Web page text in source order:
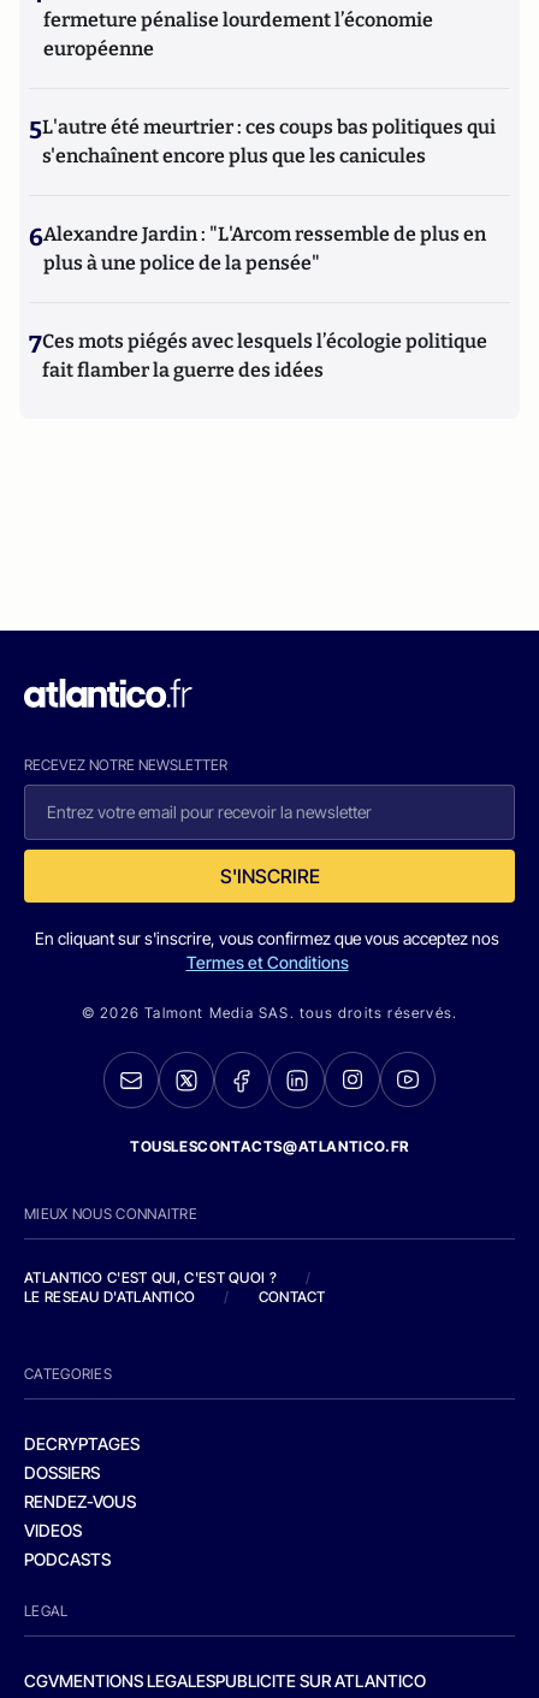
fermeture pénalise lourdement l’économie
européenne
5L'autre été meurtrier : ces coups bas politiques qui
s'enchaînent encore plus que les canicules
6Alexandre Jardin : "L'Arcom ressemble de plus en
plus à une police de la pensée"
7Ces mots piégés avec lesquels l’écologie politique
fait flamber la guerre des idées
RECEVEZ NOTRE NEWSLETTER
S'INSCRIRE
En cliquant sur s'inscrire, vous confirmez que vous acceptez nos
Termes et Conditions
© 2026 Talmont Media SAS. tous droits réservés.
TOUSLESCONTACTS@ATLANTICO.FR
MIEUX NOUS CONNAITRE
ATLANTICO C'EST QUI, C'EST QUOI ?
/
LE RESEAU D'ATLANTICO
/ CONTACT
CATEGORIES
DECRYPTAGES
DOSSIERS
RENDEZ-VOUS
VIDEOS
PODCASTS
LEGAL
CGVMENTIONS LEGALESPUBLICITE SUR ATLANTICO